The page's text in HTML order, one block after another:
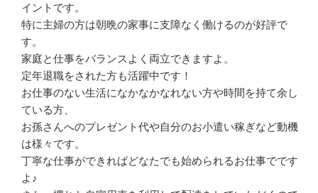
イントです。
特に主婦の方は朝晩の家事に支障なく働けるのが好評で
す。
家庭と仕事をバランスよく両立できますよ。
定年退職をされた方も活躍中です！
お仕事のない生活になかなかなれない方や時間を持て余し
ている方、
お孫さんへのプレゼント代や自分のお小遣い稼ぎなど動機
は様々です。
丁寧な仕事ができればどなたでも始められるお仕事でです
よ♪